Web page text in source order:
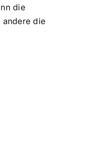
die
andere die